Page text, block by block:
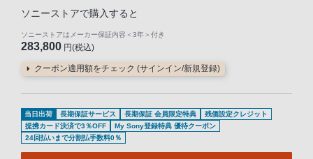
ソニーストアで購入すると
ソニーストアはメーカー保証内容 ＜3年＞ 付き
283,800 円(税込)
クーポン適用額をチェック (サインイン/新規登録)
当日出荷 長期保証サービス 長期保証 会員限定特典
残価設定クレジット
提携カード決済で3％OFF
My Sony登録特典 優待クーポン
24回払いまで分割払手数料0％